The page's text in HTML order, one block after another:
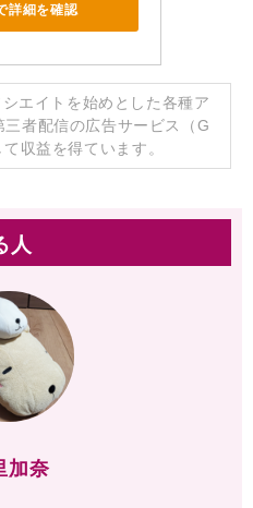
詳細を確認
エイトを始めとした各種ア
者配信の広告サービス（G
収益を得ています。
人
加奈